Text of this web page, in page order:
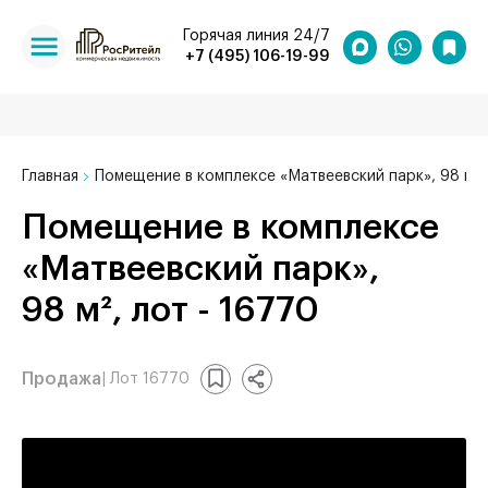
+7 (495) 106-19-99
Горячая линия 24/7
Главная Помещение в комплексе «Матвеевский парк», 98 м²
Помещение в комплексе
«Матвеевский парк»,
98 м², лот - 16770
Продажа | Лот 16770